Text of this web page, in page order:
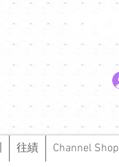
往績 Channel Shop